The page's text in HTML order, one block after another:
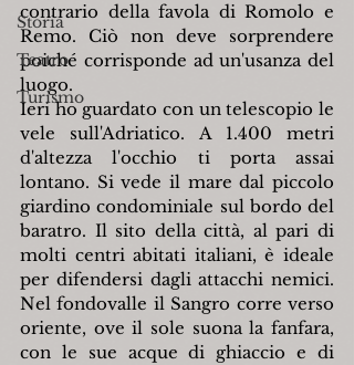
Storia
Teatro
Turismo
contrario della favola di Romolo e
Remo. Ciò non deve sorprendere
poiché corrisponde ad un'usanza del
luogo.
Ieri ho guardato con un telescopio le
vele sull'Adriatico. A 1.400 metri
d'altezza l'occhio ti porta assai
lontano. Si vede il mare dal piccolo
giardino condominiale sul bordo del
baratro. Il sito della città, al pari di
molti centri abitati italiani, è ideale
per difendersi dagli attacchi nemici.
Nel fondovalle il Sangro corre verso
oriente, ove il sole suona la fanfara,
con le sue acque di ghiaccio e di